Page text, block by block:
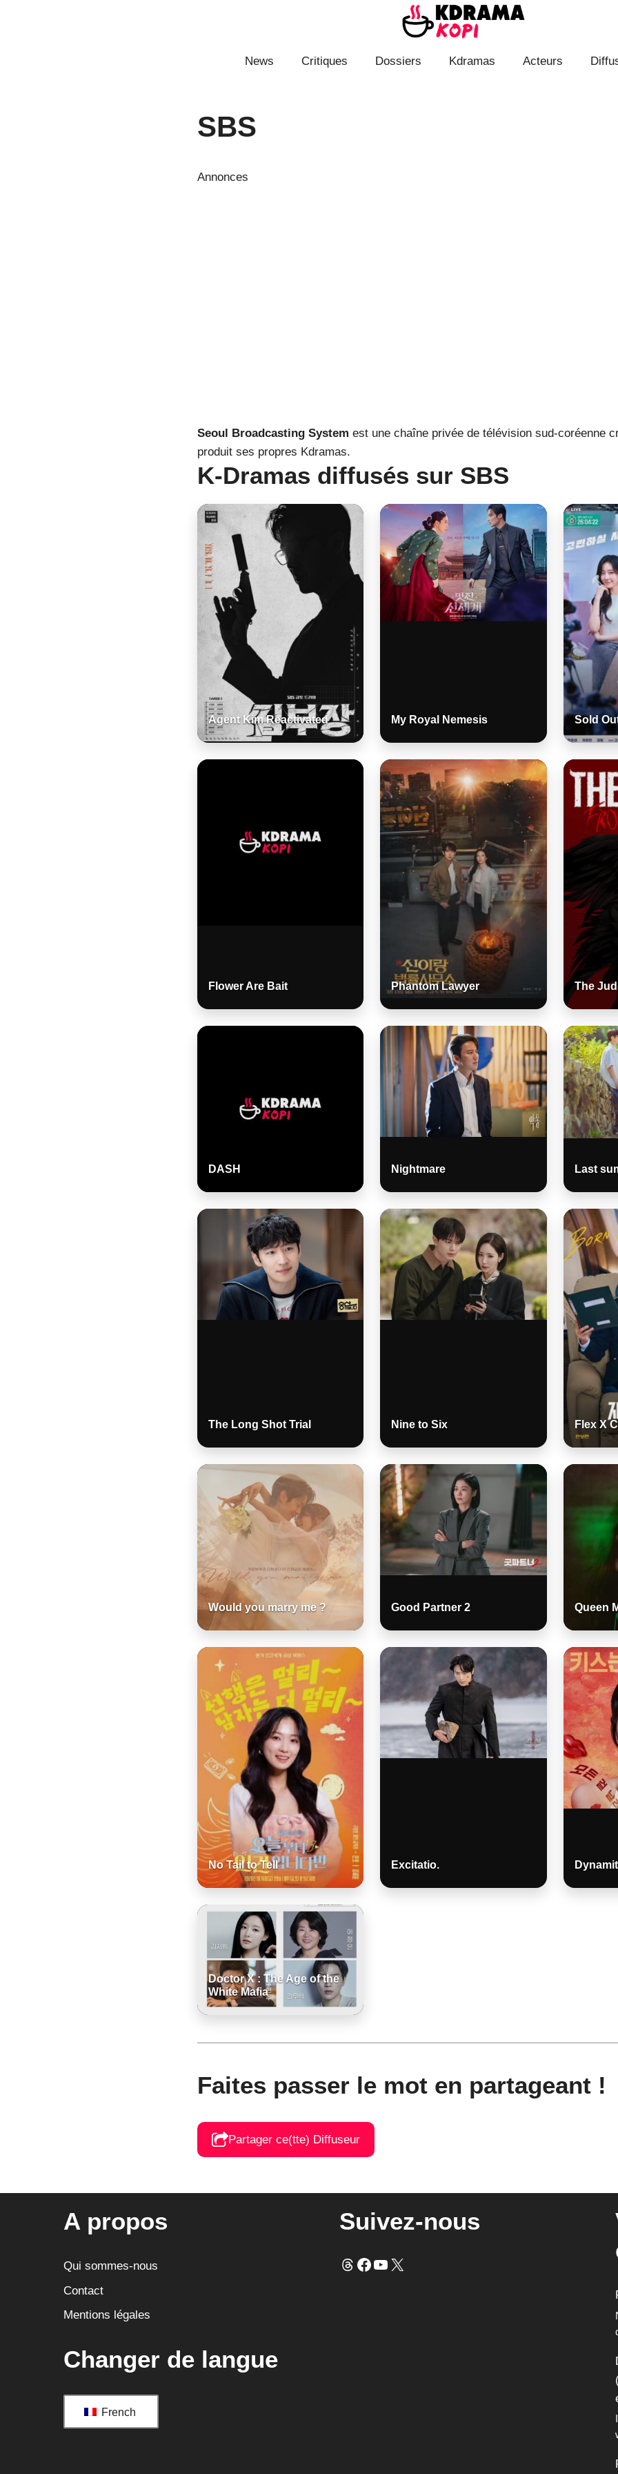
News
Critiques Dossiers Kdramas Acteurs
SBS
Annonces
Seoul Broadcasting System est une chaîne privée de télévision sud-coréenne
produit ses propres Kdramas.
K-Dramas diffusés sur SBS
Agent Kim Reactivated My Royal Nemesis Sold
Flower Are Bait Phantom Lawyer The
DASH Nightmare Last
The Long Shot Trial Nine to Six Flex X
Would you marry me ? Good Partner 2 Queen
No Tail to Tell Excitatio.
Doctor X : The Age of the
White Mafia
Faites passer le mot en partageant !
Partager ce(tte) Diffuseur
A propos
Qui sommes-nous
Contact
Mentions légales
Changer de langue
French
Suivez-nous
FilsFacebook
YouTube
X